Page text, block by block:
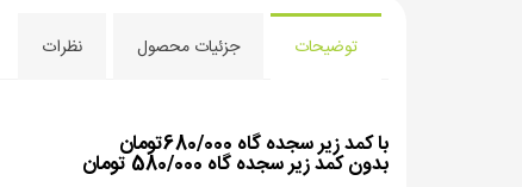
توضیحات جزئیات محصول نظرات
با کمد زیر سجده گاه 680/000تومان
بدون کمد زیر سجده گاه 580/000 تومان